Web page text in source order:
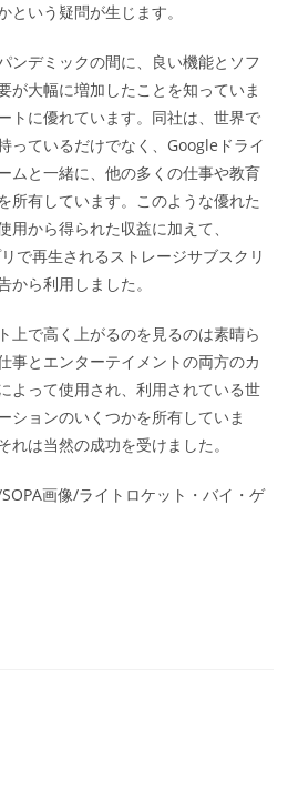
いう疑問が生じます。
ンデミックの間に、良い機能とソフ
が大幅に増加したことを知っていま
トに優れています。同社は、世界で
っているだけでなく、Googleドライ
ムと一緒に、他の多くの仕事や教育
所有しています。このような優れた
用から得られた収益に加えて、
で再生されるストレージサブスクリ
から利用しました。
上で高く上がるのを見るのは素晴ら
事とエンターテイメントの両方のカ
よって使用され、利用されている世
ションのいくつかを所有していま
れは当然の成功を受けました。
画像/ライトロケット・バイ・ゲ